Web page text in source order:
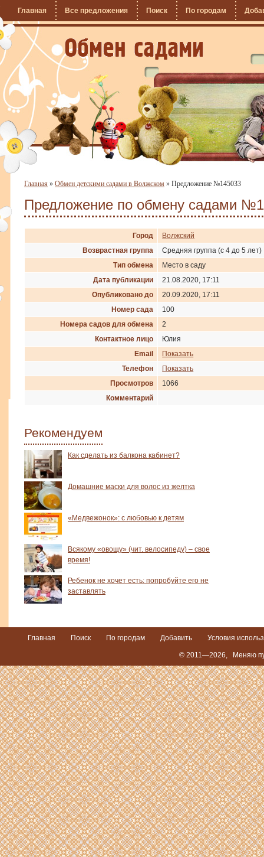
Главная Все предложения Поиск По городам
Главная » Обмен детскими садами в Волжском » Предложение №145033
Предложение по обмену садами
Город
Волжский
Возврастная группа
Средняя группа (с 4 до 5 лет)
Тип обмена
Место в саду
Дата публикации
21.08.2020, 17:11
Опубликовано до
20.09.2020, 17:11
Номер сада
100
Номера садов для обмена
2
Контактное лицо
Юлия
Email
Показать
Телефон
Показать
Просмотров
1066
Комментарий
Рекомендуем
Как сделать из балкона кабинет?
Домашние маски для волос из желтка
«Медвежонок»: с любовью к детям
Всякому «овощу» (чит. велосипеду) – свое
время!
Ребенок не хочет есть: попробуйте его не
заставлять
Главная Поиск По городам Добавить Условия
© 2011—2026, Меняю